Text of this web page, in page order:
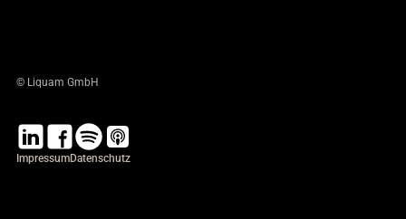
© Liquam GmbH
ImpressumDatenschutz